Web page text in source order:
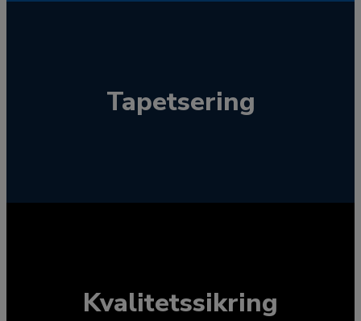
Tapetsering
Kvalitetssikring